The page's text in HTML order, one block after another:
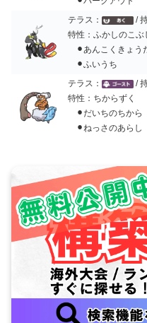
テラス：
/
特性：ふかしのこぶ
⚫︎あんこくきょう
⚫︎ふいうち
テラス：
/
特性：ちからずく
⚫︎だいちのちか
⚫︎ねっさのあら